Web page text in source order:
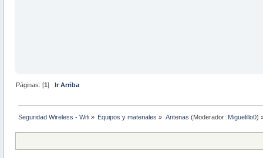
Páginas: [1]Ir Arriba
Seguridad Wireless - Wifi » Equipos y materiales » Antenas (Moderador: Miguelillo0)